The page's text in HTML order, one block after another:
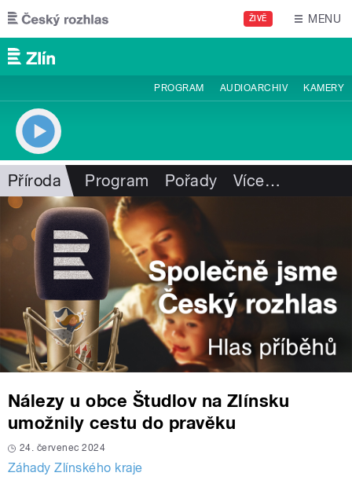
Přejít k hlavnímu obsahu
ŽIVĚ MENU
PROGRAM AUDIOARCHIV KAMERY
Příroda Program Pořady Více…
Nálezy u obce Študlov na Zlínsku
umožnily cestu do pravěku
24. červenec 2024
Záhady Zlínského kraje